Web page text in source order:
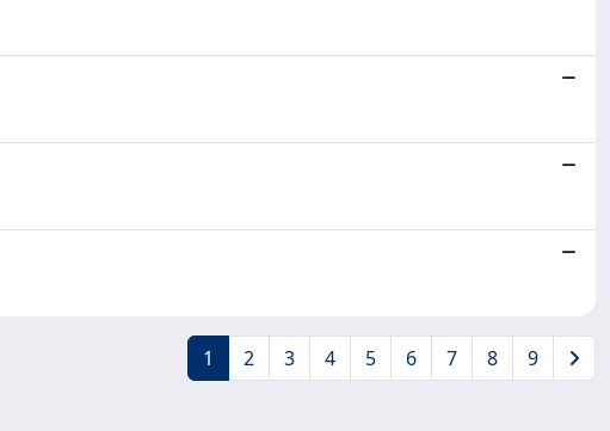
1 2 3 4 5 6 7 8 9